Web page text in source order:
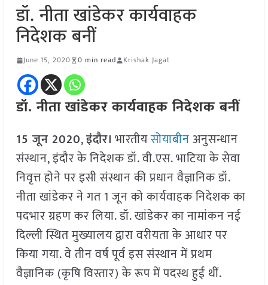
डॉ. नीता खांडेकर कार्यवाहक
निदेशक बनीं
June 15, 2020 0 min read Krishak Jagat
डॉ. नीता खांडेकर कार्यवाहक निदेशक बनीं
15 जून 2020,इंदौर। भारतीयसोयाबीनअनुसन्धान
संस्थान, इंदौर के निदेशक डॉ. वी.एस. भाटिया के सेवा
निवृत्त होने पर इसी संस्थान की प्रधान वैज्ञानिक डॉ.
नीता खांडेकर ने गत 1 जून को कार्यवाहक निदेशक का
पदभार ग्रहण कर लिया. डॉ. खांडेकर का नामांकन नई
दिल्ली स्थित मुख्यालय द्वारा वरीयता के आधार पर
किया गया. वे तीन वर्ष पूर्व इस संस्थान में प्रथम
वैज्ञानिक (कृषि विस्तार) के रूप में पदस्थ हुई थीं.